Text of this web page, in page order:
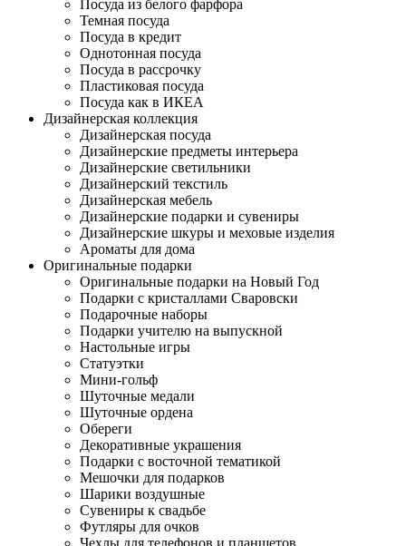
Посуда из белого фарфора
Темная посуда
Посуда в кредит
Однотонная посуда
Посуда в рассрочку
Пластиковая посуда
Посуда как в ИКЕА
Дизайнерская коллекция
Дизайнерская посуда
Дизайнерские предметы интерьера
Дизайнерские светильники
Дизайнерский текстиль
Дизайнерская мебель
Дизайнерские подарки и сувениры
Дизайнерские шкуры и меховые изделия
Ароматы для дома
Оригинальные подарки
Оригинальные подарки на Новый Год
Подарки с кристаллами Сваровски
Подарочные наборы
Подарки учителю на выпускной
Настольные игры
Статуэтки
Мини-гольф
Шуточные медали
Шуточные ордена
Обереги
Декоративные украшения
Подарки с восточной тематикой
Мешочки для подарков
Шарики воздушные
Сувениры к свадьбе
Футляры для очков
Чехлы для телефонов и планшетов